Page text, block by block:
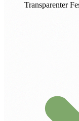
Transparenter